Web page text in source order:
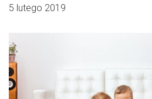
5 lutego 2019